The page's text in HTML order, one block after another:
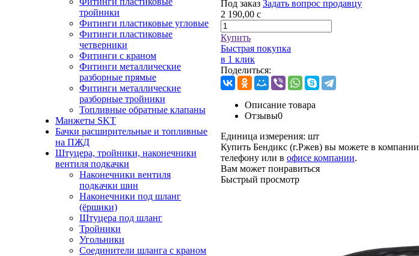
тройники
Фитинги пластиковые угловые
Фитинги пластиковые
четверники
Фитинги с краном
Фитинги металлические
разборные прямые
Фитинги металлические
разборные тройники
Топливные обратные клапаны
Манжеты SKT
Бачки расширительные и топливные
на ПЖД
Штуцера, тройники, наконечники
вентиля подкачки
Наконечники вентиля
подкачки шин
Наконечники под шланг
(ёршики)
Штуцера под шланг
Тройники
Угольники
Соединители шланга с краном
Под заказ Задать вопрос продавцу
2 190,00 c
Купить
Быстрая покупка
в 1 клик
Поделиться:
Описание товара
Отзывы0
Единица измерения: шт
Купить Бендикс (г.Ржев) вы можете в компании
телефону или в офисе компании.
Вам может понравиться
Быстрый просмотр